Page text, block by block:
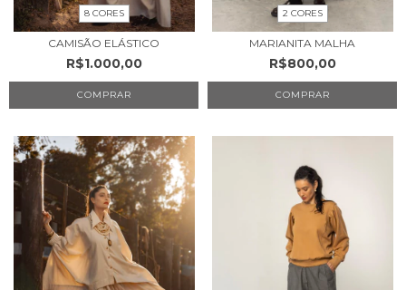
8 CORES
CAMISÃO ELÁSTICO
R$1.000,00
COMPRAR
2 CORES
MARIANITA MALHA
R$800,00
COMPRAR